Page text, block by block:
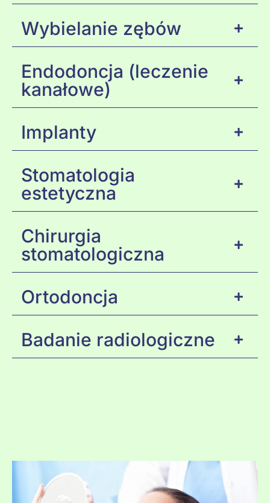
Wybielanie zębów
Endodoncja (leczenie
kanałowe)
Implanty
Stomatologia
estetyczna
Chirurgia
stomatologiczna
Ortodoncja
Badanie radiologiczne